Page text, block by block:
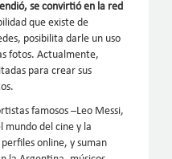
se convirtió en la red
que existe de
posibilita darle un uso
fotos. Actualmente,
para crear sus
famosos –Leo Messi,
mundo del cine y la
online, y suman